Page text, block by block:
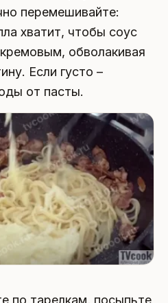
перемешивайте:
хватит, чтобы соус
кремовым, обволакивая
Если густо –
от пасты.
по тарелкам, посыпьте